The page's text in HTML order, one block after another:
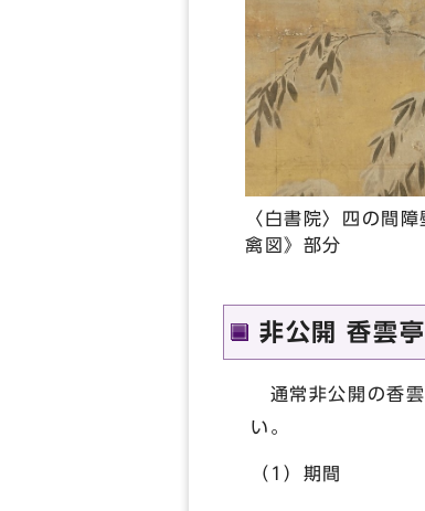
〈白書院〉四の間
禽図》部分
非公開 香雲
通常非公開の香雲
い。
（1）期間